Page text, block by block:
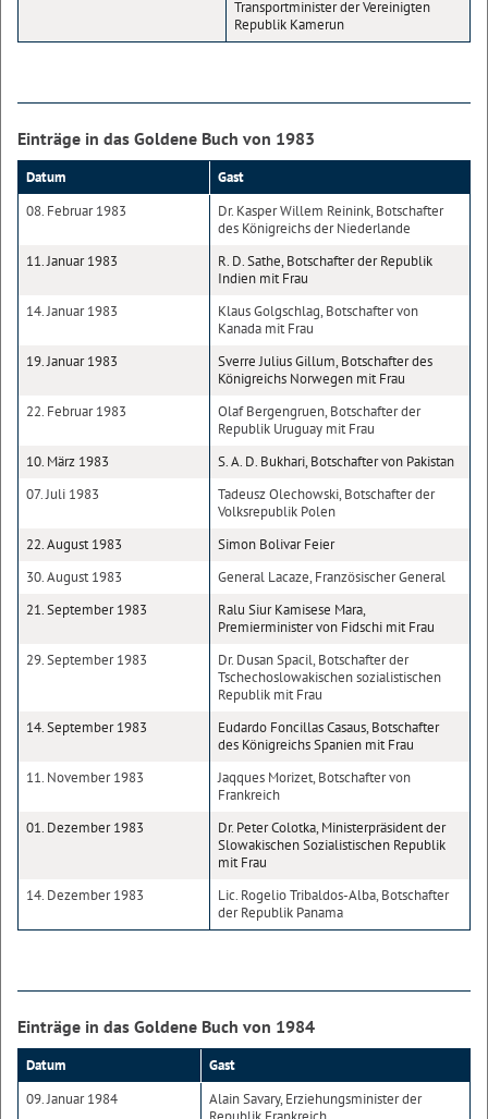
Transportminister der Vereinigten
Republik Kamerun
Einträge in das Goldene Buch von 1983
Datum
Gast
08. Februar 1983
Dr. Kasper Willem Reinink, Botschafter
des Königreichs der Niederlande
11. Januar 1983
R. D. Sathe, Botschafter der Republik
Indien mit Frau
14. Januar 1983
Klaus Golgschlag, Botschafter von
Kanada mit Frau
19. Januar 1983
Sverre Julius Gillum, Botschafter des
Königreichs Norwegen mit Frau
22. Februar 1983
Olaf Bergengruen, Botschafter der
Republik Uruguay mit Frau
10. März 1983
S. A. D. Bukhari, Botschafter von Pakistan
07. Juli 1983
Tadeusz Olechowski, Botschafter der
Volksrepublik Polen
22. August 1983
Simon Bolivar Feier
30. August 1983
General Lacaze, Französischer General
21. September 1983
Ralu Siur Kamisese Mara,
Premierminister von Fidschi mit Frau
29. September 1983
Dr. Dusan Spacil, Botschafter der
Tschechoslowakischen sozialistischen
Republik mit Frau
14. September 1983
Eudardo Foncillas Casaus, Botschafter
des Königreichs Spanien mit Frau
11. November 1983
Jaqques Morizet, Botschafter von
Frankreich
01. Dezember 1983
Dr. Peter Colotka, Ministerpräsident der
Slowakischen Sozialistischen Republik
mit Frau
14. Dezember 1983
Lic. Rogelio Tribaldos-Alba, Botschafter
der Republik Panama
Einträge in das Goldene Buch von 1984
Datum
Gast
09. Januar 1984
Alain Savary, Erziehungsminister der